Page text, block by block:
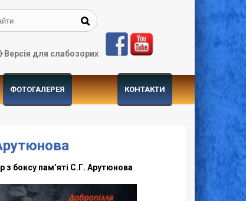
Версія для слабозорих
ФОТОГАЛЕРЕЯ КОНТАКТИ
з боксу пам’яті С.Г. Арутюнова